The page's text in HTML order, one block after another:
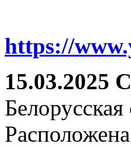
https://
15.03.2025